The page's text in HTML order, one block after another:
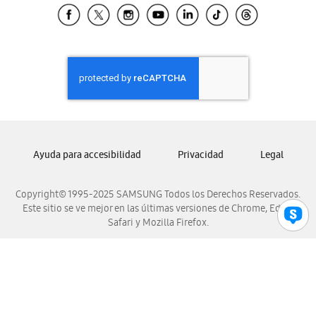
Samsung El Salvador
Samsung Honduras
Samsung Nicaragua
Samsung Panamá
Samsung Venezuela
Copyright© 1995-2025 SAMSUNG Todos los Derechos Reservados.
Este sitio se ve mejor en las últimas versiones de Chrome, Edge,
Safari y Mozilla Firefox.
Ayuda para accesibilidad Privacidad Legal